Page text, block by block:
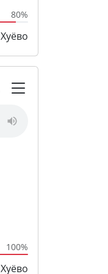
80%
Хуёво
100%
Хуёво